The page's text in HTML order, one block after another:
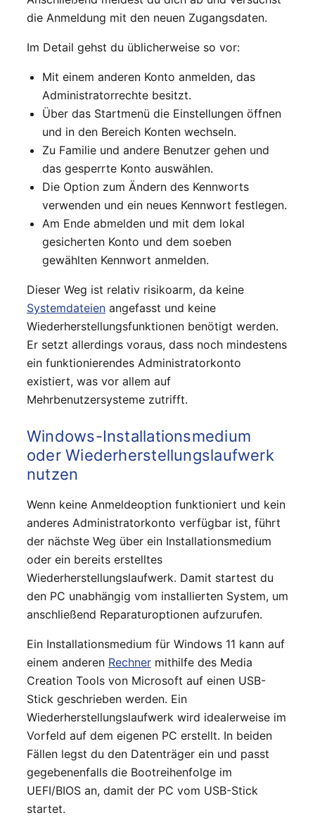
die Anmeldung mit den neuen Zugangsdaten.
Im Detail gehst du üblicherweise so vor:
Mit einem anderen Konto anmelden, das
Administratorrechte besitzt.
Über das Startmenü die Einstellungen öffnen
und in den Bereich Konten wechseln.
Zu Familie und andere Benutzer gehen und
das gesperrte Konto auswählen.
Die Option zum Ändern des Kennworts
verwenden und ein neues Kennwort festlegen.
Am Ende abmelden und mit dem lokal
gesicherten Konto und dem soeben
gewählten Kennwort anmelden.
Dieser Weg ist relativ risikoarm, da keine
Systemdateien angefasst und keine
Wiederherstellungsfunktionen benötigt werden.
Er setzt allerdings voraus, dass noch mindestens
ein funktionierendes Administratorkonto
existiert, was vor allem auf
Mehrbenutzersysteme zutrifft.
Windows-Installationsmedium
oder Wiederherstellungslaufwerk
nutzen
Wenn keine Anmeldeoption funktioniert und kein
anderes Administratorkonto verfügbar ist, führt
der nächste Weg über ein Installationsmedium
oder ein bereits erstelltes
Wiederherstellungslaufwerk. Damit startest du
den PC unabhängig vom installierten System, um
anschließend Reparaturoptionen aufzurufen.
Ein Installationsmedium für Windows 11 kann auf
einem anderen Rechner mithilfe des Media
Creation Tools von Microsoft auf einen USB-
Stick geschrieben werden. Ein
Wiederherstellungslaufwerk wird idealerweise im
Vorfeld auf dem eigenen PC erstellt. In beiden
Fällen legst du den Datenträger ein und passt
gegebenenfalls die Bootreihenfolge im
UEFI/BIOS an, damit der PC vom USB-Stick
startet.